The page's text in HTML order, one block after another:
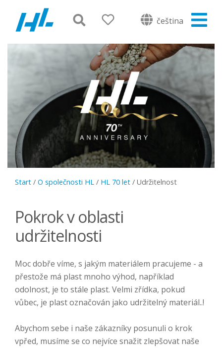
čeština
Start / O společnosti HL / HL 70 let / Udržitelnost
Pokrok v oblasti
udržitelnosti
Moc dobře víme, s jakým materiálem pracujeme - a
přestože má plast mnoho výhod, například
odolnost, je to stále plast. Velmi zřídka, pokud
vůbec, je plast označován jako udržitelný materiál..!
Abychom sebe i naše zákazníky posunuli o krok
vpřed, musíme se co nejvíce snažit zlepšovat naše